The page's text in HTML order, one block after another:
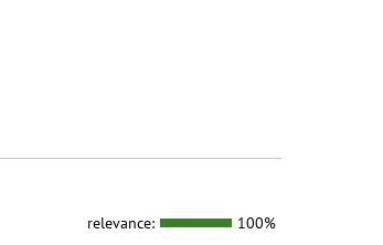
relevance: 100%